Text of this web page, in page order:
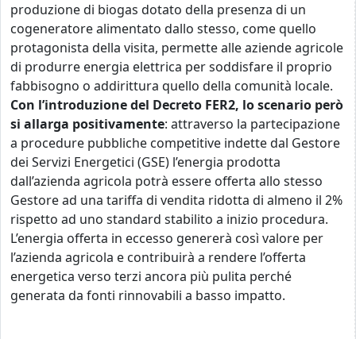
produzione di biogas dotato della presenza di un
cogeneratore alimentato dallo stesso, come quello
protagonista della visita, permette alle aziende agricole
di produrre energia elettrica per soddisfare il proprio
fabbisogno o addirittura quello della comunità locale.
Con l’introduzione del Decreto FER2, lo scenario però
si allarga positivamente: attraverso la partecipazione
a procedure pubbliche competitive indette dal Gestore
dei Servizi Energetici (GSE) l’energia prodotta
dall’azienda agricola potrà essere offerta allo stesso
Gestore ad una tariffa di vendita ridotta di almeno il 2%
rispetto ad uno standard stabilito a inizio procedura.
L’energia offerta in eccesso genererà così valore per
l’azienda agricola e contribuirà a rendere l’offerta
energetica verso terzi ancora più pulita perché
generata da fonti rinnovabili a basso impatto.